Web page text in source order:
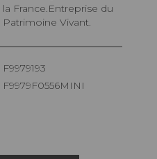
la France.Entreprise du
Patrimoine Vivant.
F9979193
F9979F0556MINI